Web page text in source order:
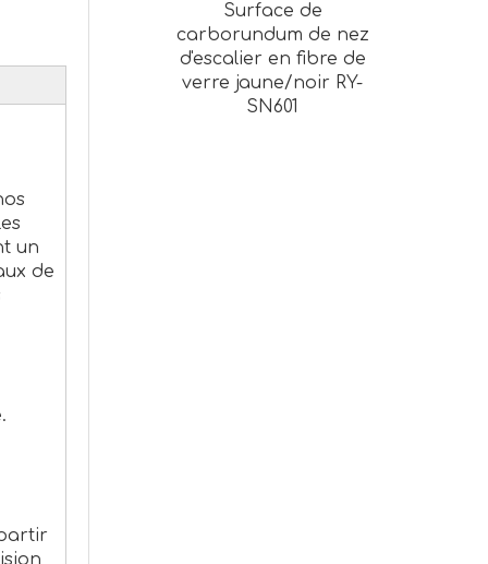
un
de
Surface de
carborundum de nez
d'escalier en fibre de
verre jaune/noir RY-
SN601